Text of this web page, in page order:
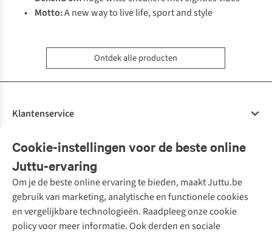
• Motto:A new way to live life, sport and style
Ontdek alle producten
Cookie-instellingen voor de beste online
Juttu-ervaring
Om je de beste online ervaring te bieden, maakt Juttu.be
gebruik van marketing, analytische en functionele cookies
en vergelijkbare technologieën. Raadpleeg onze cookie
policy voor meer informatie. Ook derden en sociale
Klantenservice
Bestellen
Betalen
10% studentenkorting
Klarna - achteraf betalen
Levering
Retourneren
Onze diensten
Tweedehands - ReJUsed
Kledingatelier
Personal shopping
Textielbox
Juttu
Over ons
Juttu Friends
Merken